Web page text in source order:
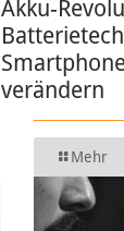
Akku-
verändern
Mehr